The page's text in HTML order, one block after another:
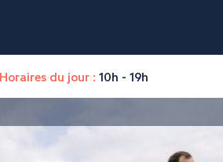
Horaires du jour : 10h - 19h